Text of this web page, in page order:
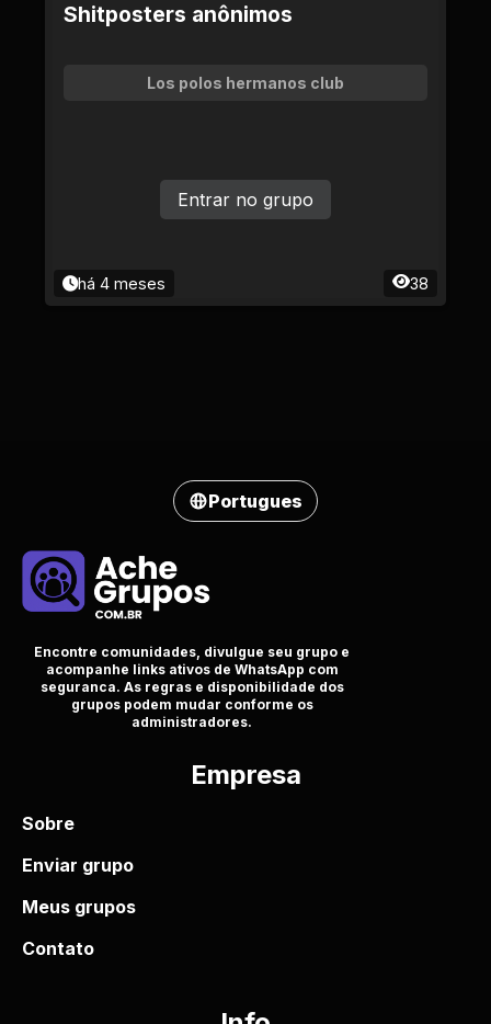
Shitposters anônimos
Los polos hermanos club
há 4 meses 38
Entrar no grupo
Portugues
Encontre comunidades, divulgue seu grupo e
acompanhe links ativos de WhatsApp com
seguranca. As regras e disponibilidade dos
grupos podem mudar conforme os
administradores.
Empresa
Sobre
Enviar grupo
Meus grupos
Contato